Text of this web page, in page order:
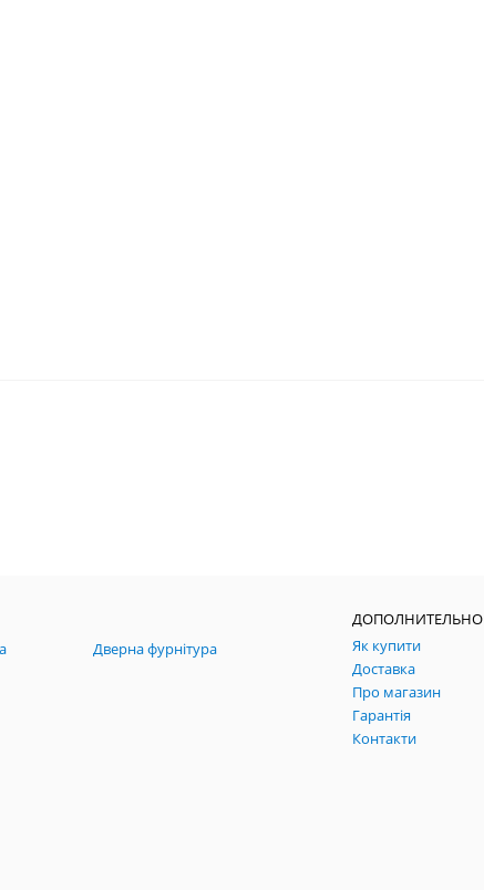
Дверна фурнітура
ДОПОЛНИТЕЛЬНО
Як купити
Доставка
Про магазин
Гарантія
Контакти